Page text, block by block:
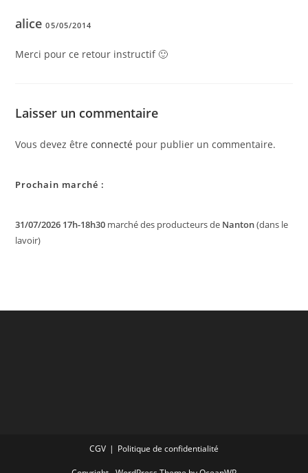
alice05/05/2014
Merci pour ce retour instructif 🙂
Laisser un commentaire
Vous devez êtreconnecté pour publier un commentaire.
Prochain marché :
31/07/2026 17h-18h30 marché des producteurs de Nanton(dans le
lavoir)
CGV Politique de confidentialité